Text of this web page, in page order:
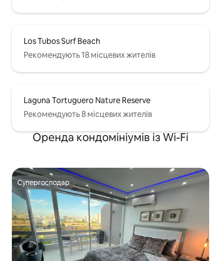
Los Tubos Surf Beach
Рекомендують 18 місцевих жителів
Laguna Tortuguero Nature Reserve
Рекомендують 8 місцевих жителів
Оренда кондомініумів із Wi-Fi
Супергосподар
Супергосподар